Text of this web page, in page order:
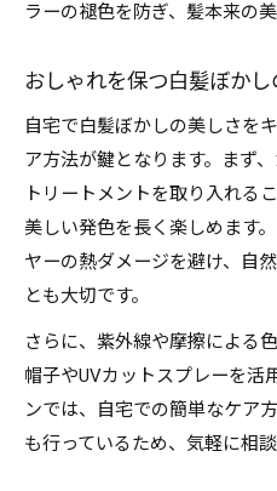
ラーの褪色を防ぎ、髪本来の
おしゃれを保つ白髪ぼかし
自宅で白髪ぼかしの美しさを
ア方法が鍵となります。まず
トリートメントを取り入れる
美しい発色を長く楽しめます
ヤーの熱ダメージを避け、自
とも大切です。
さらに、紫外線や摩擦による
帽子やUVカットスプレーを活
ンでは、自宅での簡単なケア
も行っているため、気軽に相